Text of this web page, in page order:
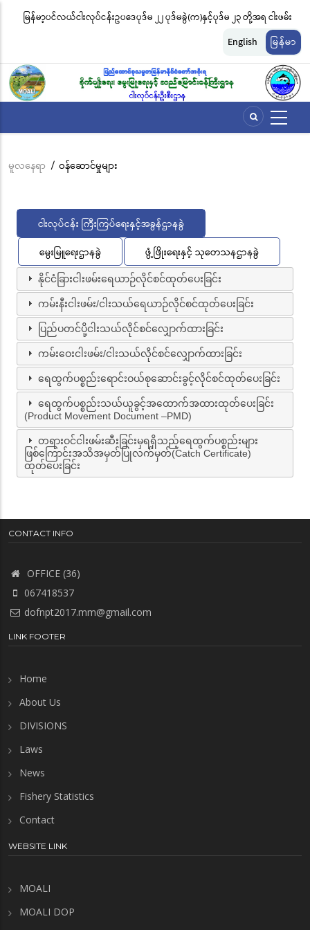
အဓိက
အကြောင်းအရာ
မည်
မြန်မာ့ပင်လယ်ငါးလုပ်ငန်းဥပဒေပုဒ်မ ၂၂ ပုဒ်မခွဲ(က)နှင့်ပုဒ်မ ၂၃ တို့အရ ငါးဖမ်း
ကိရိယာအမျိုးအစားအလိုက် လိုင်စင်ခနှုန်းထားများကို အောက်ပါအတိုင်း
မ
English မြန်မာ
Breadcrumb
မူလနေရာ / ဝန်ဆောင်မှုများ
ငါးလုပ်ငန်း ကြီးကြပ်ရေးနှင့်အခွန်ဌာနခွဲ
မွေးမြူရေးဌာနခွဲ ဖွံ့ဖြိုးရေးနှင့် သုတေသနဌာနခွဲ
နိုင်ငံခြားငါးဖမ်းရေယာဉ်လိုင်စင်ထုတ်ပေးခြင်း
ကမ်းနီးငါးဖမ်း/ငါးသယ်ရေယာဉ်လိုင်စင်ထုတ်ပေးခြင်း
ပြည်ပတင်ပို့ငါးသယ်လိုင်စင်လျှောက်ထားခြင်း
ကမ်းဝေးငါးဖမ်း/ငါးသယ်လိုင်စင်လျှောက်ထားခြင်း
ရေထွက်ပစ္စည်းရောင်းဝယ်စုဆောင်းခွင့်လိုင်စင်ထုတ်ပေးခြင်း
ရေထွက်ပစ္စည်းသယ်ယူခွင့်အထောက်အထားထုတ်ပေးခြင်း
(Product Movement Document –PMD)
တရားဝင်ငါးဖမ်းဆီးခြင်းမှရရှိသည့်ရေထွက်ပစ္စည်းများ
ဖြစ်ကြောင်းအသိအမှတ်ပြုလက်မှတ်(Catch Certificate)
ထုတ်ပေးခြင်း
CONTACT INFO
OFFICE (36)
067418537
dofnpt2017.mm@gmail.com
LINK FOOTER
Home
About Us
DIVISIONS
Laws
News
Fishery Statistics
Contact
WEBSITE LINK
MOALI
MOALI DOP